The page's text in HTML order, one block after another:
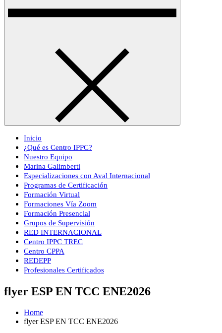
Inicio
¿Qué es Centro IPPC?
Nuestro Equipo
Marina Galimberti
Especializaciones con Aval Internacional
Programas de Certificación
Formación Virtual
Formaciones Vía Zoom
Formación Presencial
Grupos de Supervisión
RED INTERNACIONAL
Centro IPPC TREC
Centro CPPA
REDEPP
Profesionales Certificados
flyer ESP EN TCC ENE2026
Home
flyer ESP EN TCC ENE2026